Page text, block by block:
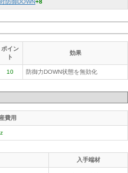
対防御DOWN+8
ポイン
ト
効果
10 防御力DOWN状態を無効化
費用
入手端材